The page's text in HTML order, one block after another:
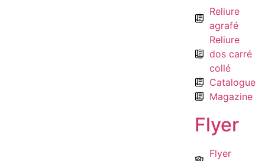
Reliure
agrafé
Reliure
dos carré
collé
Catalogue
Magazine
Flyer
Flyer